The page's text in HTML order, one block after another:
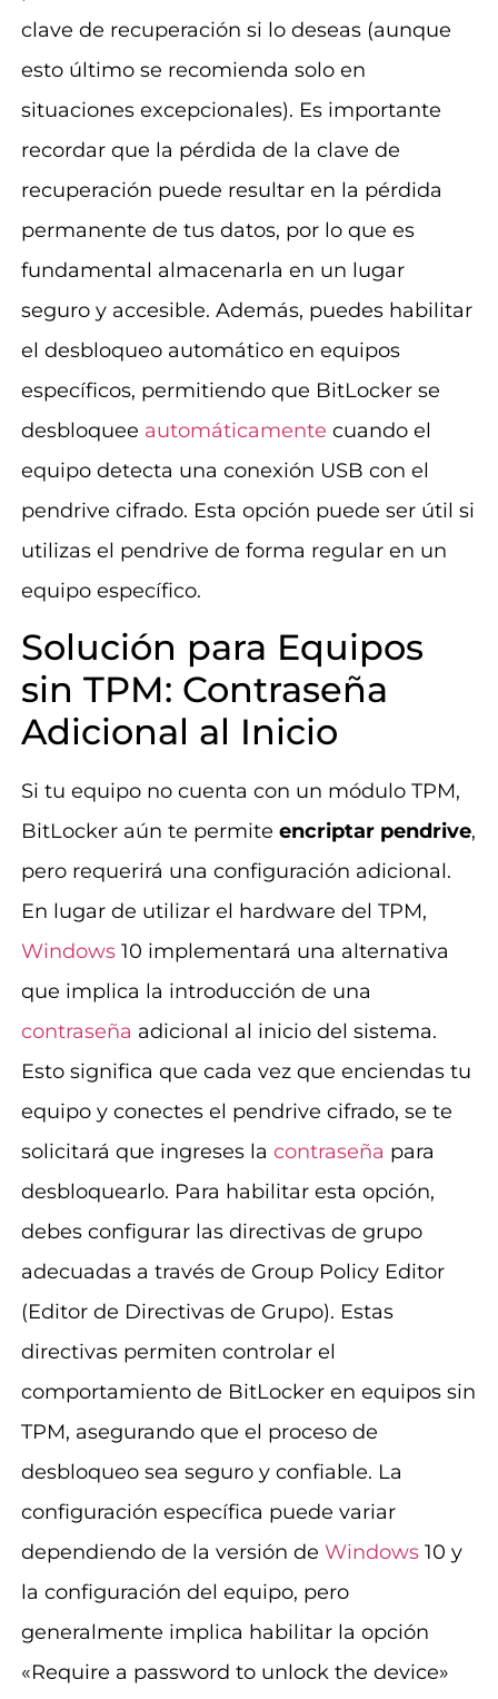
clave de recuperación si lo deseas (aunque
esto último se recomienda solo en
situaciones excepcionales). Es importante
recordar que la pérdida de la clave de
recuperación puede resultar en la pérdida
permanente de tus datos, por lo que es
fundamental almacenarla en un lugar
seguro y accesible. Además, puedes habilitar
el desbloqueo automático en equipos
específicos, permitiendo que BitLocker se
desbloquee automáticamente cuando el
equipo detecta una conexión USB con el
pendrive cifrado. Esta opción puede ser útil si
utilizas el pendrive de forma regular en un
equipo específico.
Solución para Equipos
sin TPM: Contraseña
Adicional al Inicio
Si tu equipo no cuenta con un módulo TPM,
BitLocker aún te permite encriptar pendrive,
pero requerirá una configuración adicional.
En lugar de utilizar el hardware del TPM,
Windows10 implementará una alternativa
que implica la introducción de una
contraseña adicional al inicio del sistema.
Esto significa que cada vez que enciendas tu
equipo y conectes el pendrive cifrado, se te
solicitará que ingreses la contraseña para
desbloquearlo. Para habilitar esta opción,
debes configurar las directivas de grupo
adecuadas a través de Group Policy Editor
(Editor de Directivas de Grupo). Estas
directivas permiten controlar el
comportamiento de BitLocker en equipos sin
TPM, asegurando que el proceso de
desbloqueo sea seguro y confiable. La
configuración específica puede variar
dependiendo de la versión de Windows10 y
la configuración del equipo, pero
generalmente implica habilitar la opción
«Require a password to unlock the device»